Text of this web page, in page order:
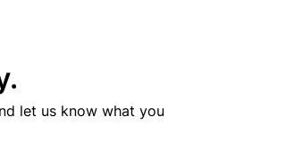
let us know what you